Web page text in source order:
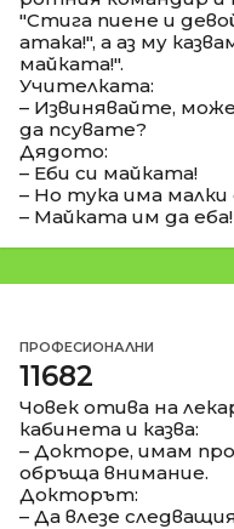
"Стига пиене и
атака!", а аз му
майката!".
Учителката:
– Извинявайте,
да псувате?
Дядото:
– Еби си майката!
– Но тука има малки
– Майката им да еба!
ПРОФЕСИОНАЛНИ
11682
Човек отива на
кабинета и казва:
– Докторе, имам
обръща внимание.
Докторът:
– Да влезе